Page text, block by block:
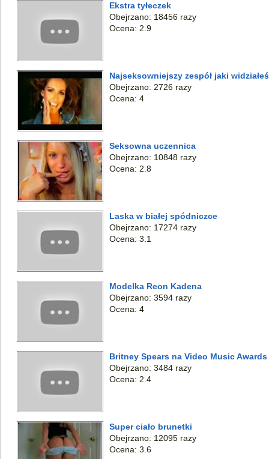
Ekstra tyłeczek
Obejrzano: 18456 razy
Ocena: 2.9
Najseksowniejszy zespół jaki widziałeś
Obejrzano: 2726 razy
Ocena: 4
Seksowna uczennica
Obejrzano: 10848 razy
Ocena: 2.8
Laska w białej spódniczce
Obejrzano: 17274 razy
Ocena: 3.1
Modelka Reon Kadena
Obejrzano: 3594 razy
Ocena: 4
Britney Spears na Video Music Awards
Obejrzano: 3484 razy
Ocena: 2.4
Super ciało brunetki
Obejrzano: 12095 razy
Ocena: 3.6